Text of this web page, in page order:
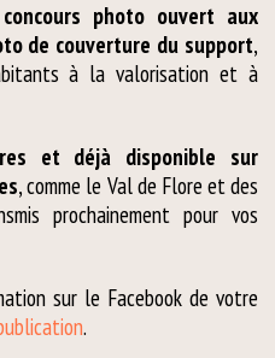
concours photo ouvert aux
de couverture du support,
à la valorisation et à
et déjà disponible sur
, comme le Val de Flore et des
prochainement pour vos
sur le Facebook de votre
.